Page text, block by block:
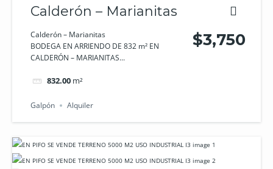
Calderón – Marianitas
Calderón – Marianitas
BODEGA EN ARRIENDO DE 832 m² EN
CALDERÓN – MARIANITAS...
832.00 m²
$3,750
Galpón Alquiler